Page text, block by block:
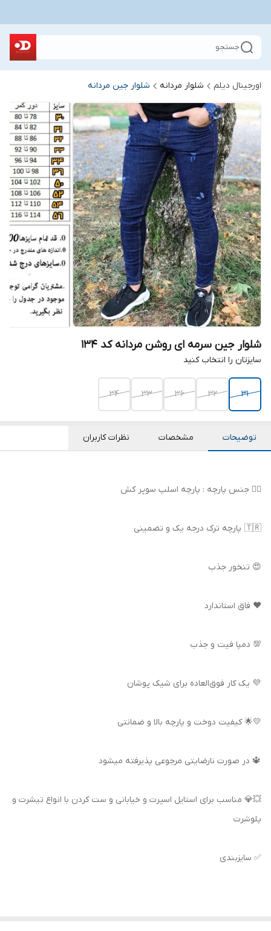
جستجو
اورجینال دیلم شلوار مردانه شلوار جین مردانه
شلوار جین سرمه ای روشن مردانه کد ۱۳۴
سایزتان را انتخاب کنید
31
32
36
33
34
توضیحات مشخصات نظرات کاربران
👌🏻 جنس پارچه : پارچه اسلپ سوپر کش
🇹🇷 پارچه ترک درجه یک و تضمینی
😍 تنخور جذب
❤️ فاق استاندارد
💯 دمپا فیت و جذب
💜 یک کار فوق‌العاده برای شیک پوشان
💛🌟 کیفیت دوخت و پارچه بالا و ضمانتی
🔱 در صورت نارضایتی مرجوعی پذیرفته میشود
💥💎 مناسب برای استایل اسپرت و خیابانی و ست کردن با انواع تیشرت و
پلوشرت
✅ سایزبندی